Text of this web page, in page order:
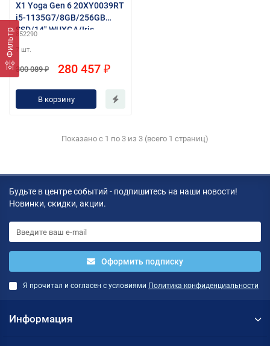
Фильтр
X1 Yoga Gen 6 20XY0039RT
i5-1135G7/8GB/256GB
SSD/14" WUXGA/Iris
LTE/FPR/Cam/Win10Pro/st
orm grey
852290
7 шт.
300 089 ₽ 280 457 ₽
В корзину
Показано с 1 по 3 из 3 (всего 1 страниц)
Будьте в центре событий - подпишитесь на наши новости!
Новинки, скидки, акции.
Оформить подписку
Я прочитал и согласен с условиями Политика конфиденциальности
Информация